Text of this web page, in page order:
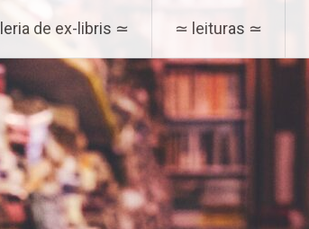
de ex-libris ≃ ≃ leituras ≃